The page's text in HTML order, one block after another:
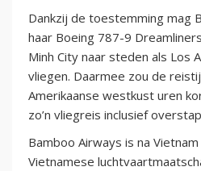
Dankzij de toestemming mag
haar Boeing 787-9
Minh City naar steden als Los
vliegen. Daarmee zou de
Amerikaanse westkust uren
zo’n vliegreis inclusief
Bamboo Airways is na
Vietnamese